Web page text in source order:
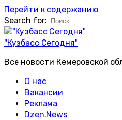
Перейти к содержанию
Search for:
"Кузбасс Сегодня"
Все новости Кемеровской
О нас
Вакансии
Реклама
Dzen.News